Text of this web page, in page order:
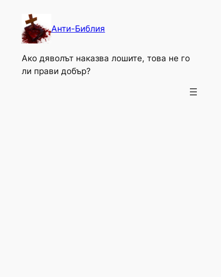
съдържанието
Анти-Библия
Ако дяволът наказва лошите, това не го
ли прави добър?